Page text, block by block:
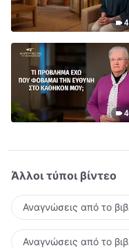
Άλλοι τύποι βίντεο
Αναγνώσεις από το
Αναγνώσεις από το